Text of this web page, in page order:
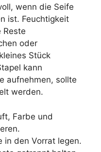
wenn die Seife
ist. Feuchtigkeit
oder
Stück
kann
aufnehmen, sollte
werden.
Farbe und
in den Vorrat legen.